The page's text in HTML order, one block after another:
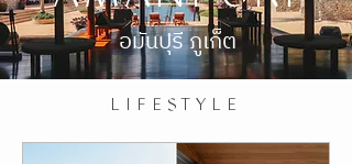
A Timeless Stay
Redefined
AMANPURI
อมันปุรี ภูเก็ต